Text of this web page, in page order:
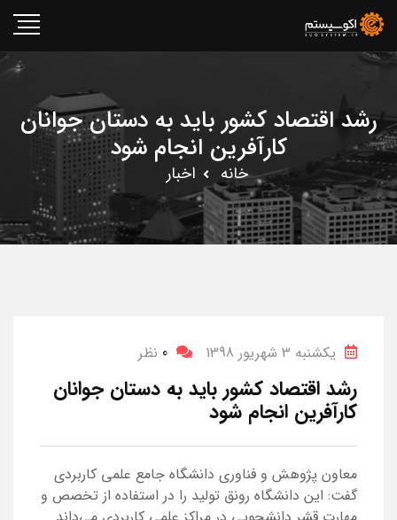
رشد اقتصاد کشور باید به دستان جوانان
کارآفرین انجام شود
خانه اخبار
یکشنبه 3 شهریور 1398 0 نظر
رشد اقتصاد کشور باید به دستان جوانان
کارآفرین انجام شود
معاون پژوهش و فناوری دانشگاه جامع علمی کاربردی
گفت: این دانشگاه رونق تولید را در استفاده از تخصص و